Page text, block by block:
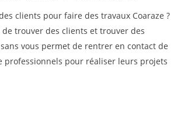
clients pour faire des travaux Coaraze ?
trouver des clients et trouver des
vous permet de rentrer en contact de
professionnels pour réaliser leurs projets